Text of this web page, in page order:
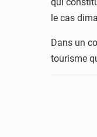
le cas
Dans un
tourisme